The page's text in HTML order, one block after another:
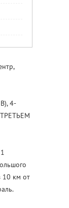
4-
ТРЕТЬЕМ
10 км от